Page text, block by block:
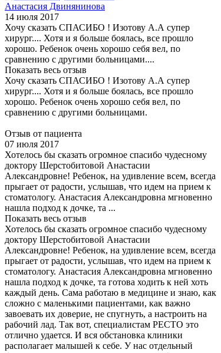
Анастасия Двинянинова
14 июля 2017
Хочу сказать СПАСИБО ! Изотову А.А супер
хирург.... Хотя и я больше боялась, все прошло
хорошо. Ребенок очень хорошо себя вел, по
сравнению с другими больницами....
Показать весь отзыв
Хочу сказать СПАСИБО ! Изотову А.А супер
хирург.... Хотя и я больше боялась, все прошло
хорошо. Ребенок очень хорошо себя вел, по
сравнению с другими больницами.
Отзыв от пациента
07 июля 2017
Хотелось бы сказать огромное спасибо чудесному
доктору Шерстобитовой Анастасии
Александровне! Ребенок, на удивление всем, всегда
прыгает от радости, услышав, что идем на прием к
стоматологу. Анастасия Александровна мгновенно
нашла подход к дочке, та ...
Показать весь отзыв
Хотелось бы сказать огромное спасибо чудесному
доктору Шерстобитовой Анастасии
Александровне! Ребенок, на удивление всем, всегда
прыгает от радости, услышав, что идем на прием к
стоматологу. Анастасия Александровна мгновенно
нашла подход к дочке, та готова ходить к ней хоть
каждый день. Сама работаю в медицине и знаю, как
сложно с маленькими пациентами, как важно
завоевать их доверие, не спугнуть, а настроить на
рабочий лад. Так вот, специалистам РЕСТО это
отлично удается. И вся обстановка клиники
располагает малышей к себе. У нас отдельный